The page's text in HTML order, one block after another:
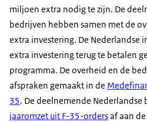
miljoen extra nodig te zijn. De
bedrijven hebben samen met de
extra investering. De Nederlandse
extra investering terug te betalen
programma. De overheid en de
afspraken gemaakt in de
35. De deelnemende Nederlandse
jaaromzet uit F-35-ordersaf aan